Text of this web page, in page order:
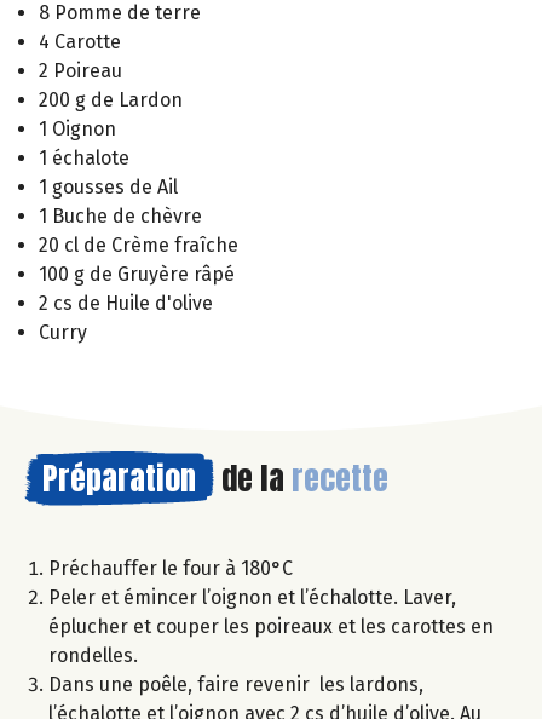
8 Pomme de terre
4 Carotte
2 Poireau
200 g de Lardon
1 Oignon
1 échalote
1 gousses de Ail
1 Buche de chèvre
20 cl de Crème fraîche
100 g de Gruyère râpé
2 cs de Huile d'olive
Curry
Préparation de la recette
Préchauffer le four à 180°C
Peler et émincer l’oignon et l’échalotte. Laver,
éplucher et couper les poireaux et les carottes en
rondelles.
Dans une poêle, faire revenir les lardons,
l’échalotte et l’oignon avec 2 cs d’huile d’olive. Au